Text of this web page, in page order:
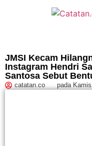
JMSI Kecam
Instagram Hendri
Santosa Sebut
catatan.co pada